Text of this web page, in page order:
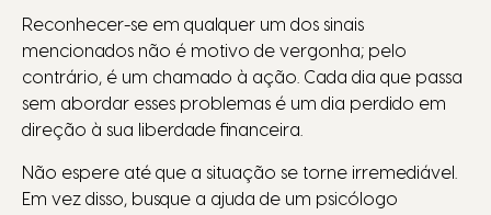
Reconhecer-se em qualquer um dos sinais
mencionados não é motivo de vergonha; pelo
contrário, é um chamado à ação. Cada dia que passa
sem abordar esses problemas é um dia perdido em
direção à sua liberdade financeira.
Não espere até que a situação se torne irremediável.
Em vez disso, busque a ajuda de um psicólogo